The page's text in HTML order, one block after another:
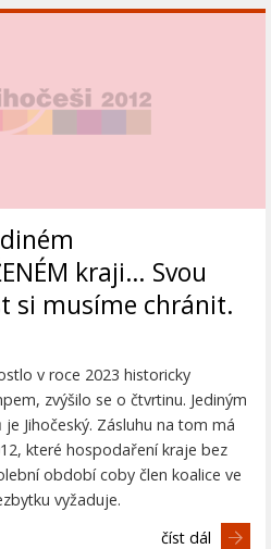
kraji… Svou
si musíme chránit.
v roce 2023 historicky
zvýšilo se o čtvrtinu. Jediným
Jihočeský. Zásluhu na tom má
které hospodaření kraje bez
období coby člen koalice ve
vyžaduje.
číst dál